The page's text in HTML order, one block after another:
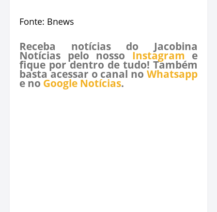
Fonte: Bnews
Receba notícias do Jacobina
Notícias pelo nosso Instagram e
fique por dentro de tudo! Também
basta acessar o canal no Whatsapp
e no Google Notícias.